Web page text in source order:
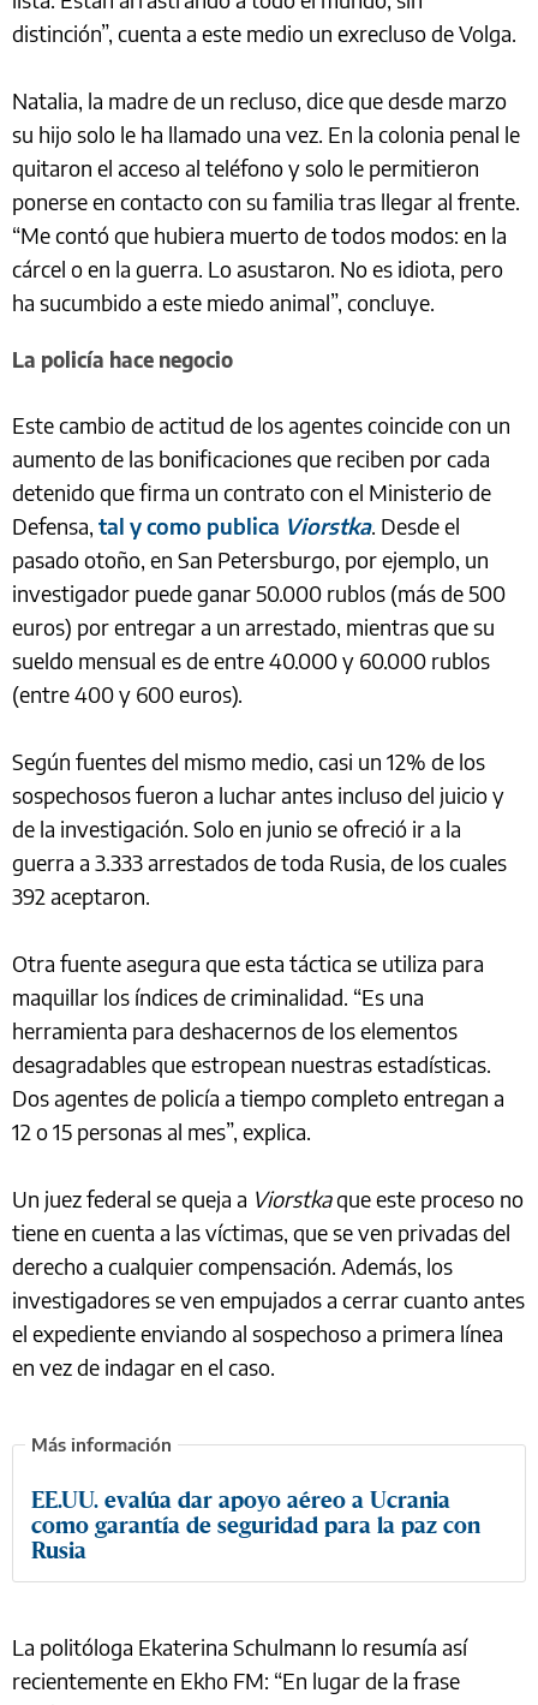
distinción”, cuenta a este medio un exrecluso de Volga.
Natalia, la madre de un recluso, dice que desde marzo
su hijo solo le ha llamado una vez. En la colonia penal le
quitaron el acceso al teléfono y solo le permitieron
ponerse en contacto con su familia tras llegar al frente.
“Me contó que hubiera muerto de todos modos: en la
cárcel o en la guerra. Lo asustaron. No es idiota, pero
ha sucumbido a este miedo animal”, concluye.
La policía hace negocio
Este cambio de actitud de los agentes coincide con un
aumento de las bonificaciones que reciben por cada
detenido que firma un contrato con el Ministerio de
Defensa, tal y como publica Viorstka. Desde el
pasado otoño, en San Petersburgo, por ejemplo, un
investigador puede ganar 50.000 rublos (más de 500
euros) por entregar a un arrestado, mientras que su
sueldo mensual es de entre 40.000 y 60.000 rublos
(entre 400 y 600 euros).
Según fuentes del mismo medio, casi un 12% de los
sospechosos fueron a luchar antes incluso del juicio y
de la investigación. Solo en junio se ofreció ir a la
guerra a 3.333 arrestados de toda Rusia, de los cuales
392 aceptaron.
Otra fuente asegura que esta táctica se utiliza para
maquillar los índices de criminalidad. “Es una
herramienta para deshacernos de los elementos
desagradables que estropean nuestras estadísticas.
Dos agentes de policía a tiempo completo entregan a
12 o 15 personas al mes”, explica.
Un juez federal se queja a Viorstkaque este proceso no
tiene en cuenta a las víctimas, que se ven privadas del
derecho a cualquier compensación. Además, los
investigadores se ven empujados a cerrar cuanto antes
el expediente enviando al sospechoso a primera línea
en vez de indagar en el caso.
EE.UU. evalúa dar apoyo aéreo a Ucrania
como garantía de seguridad para la paz con
Rusia
La politóloga Ekaterina Schulmann lo resumía así
recientemente en Ekho FM: “En lugar de la frase